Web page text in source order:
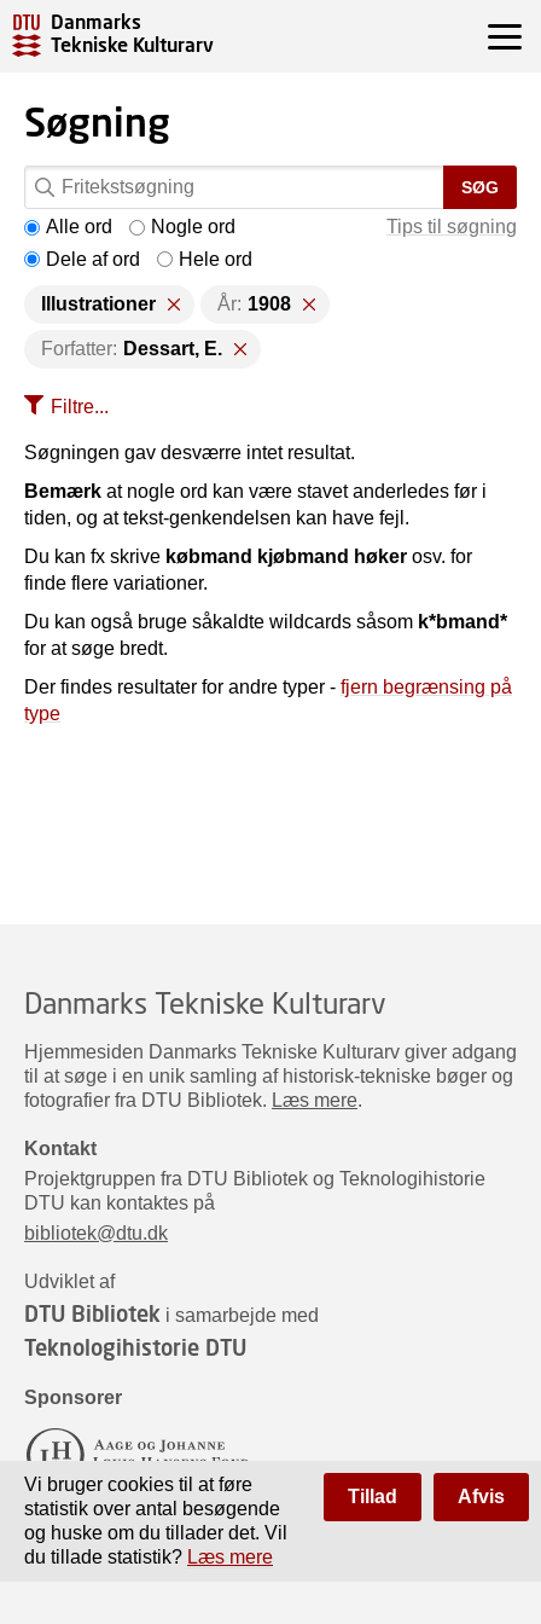
Danmarks
Tekniske Kulturarv
Søgning
SØG
Tips til søgning
Alle ord
Nogle ord
Dele af ord
Hele ord
Illustrationer År: 1908
Forfatter: Dessart, E.
Filtre...
Søgningen gav desværre intet resultat.
Bemærk at nogle ord kan være stavet anderledes før i
tiden, og at tekst-genkendelsen kan have fejl.
Du kan fx skrive købmand kjøbmand høker osv. for
finde flere variationer.
Du kan også bruge såkaldte wildcards såsom k*bmand*
for at søge bredt.
Der findes resultater for andre typer - fjern begrænsing på
type
Danmarks Tekniske Kulturarv
Hjemmesiden Danmarks Tekniske Kulturarv giver adgang
til at søge i en unik samling af historisk-tekniske bøger og
fotografier fra DTU Bibliotek. Læs mere.
Kontakt
Projektgruppen fra DTU Bibliotek og Teknologihistorie
DTU kan kontaktes på
bibliotek@dtu.dk
Udviklet af
DTU Bibliotek i samarbejde med
Teknologihistorie DTU
Sponsorer
Vi bruger cookies til at føre
statistik over antal besøgende
og huske om du tillader det. Vil
du tillade statistik? Læs mere
Tillad Afvis